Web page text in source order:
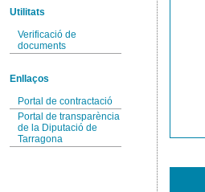
Utilitats
Verificació de
documents
Enllaços
Portal de contractació
Portal de transparència
de la Diputació de
Tarragona